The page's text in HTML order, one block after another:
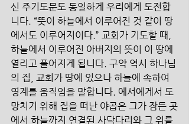
신 주기도문도 동일하게 우리에게 도전합
니다. “뜻이 하늘에서 이루어진 것 같이 땅
에서도 이루어지이다.” 교회가 기도할 때,
하늘에서 이루어진 아버지의 뜻이 이 땅에
열리고 풀어지게 됩니다. 구약 역시 하나님
의 집, 교회가 땅에 있으나 하늘에 속하여
영계를 움직임을 말합니다. 에서에게서 도
망치기 위해 집을 떠난 야곱은 그가 잠든 곳
에서 하늘까지 연결된 사닥다리와 그 위를